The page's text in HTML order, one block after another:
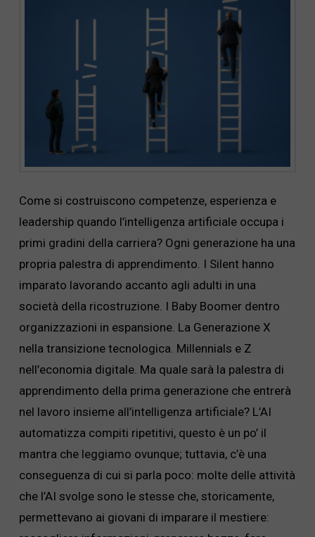
Come si costruiscono competenze, esperienza e
leadership quando l’intelligenza artificiale occupa i
primi gradini della carriera? Ogni generazione ha una
propria palestra di apprendimento. I Silent hanno
imparato lavorando accanto agli adulti in una
società della ricostruzione. I Baby Boomer dentro
organizzazioni in espansione. La Generazione X
nella transizione tecnologica. Millennials e Z
nell’economia digitale. Ma quale sarà la palestra di
apprendimento della prima generazione che entrerà
nel lavoro insieme all’intelligenza artificiale? L’AI
automatizza compiti ripetitivi, questo è un po’ il
mantra che leggiamo ovunque; tuttavia, c’è una
conseguenza di cui si parla poco: molte delle attività
che l’AI svolge sono le stesse che, storicamente,
permettevano ai giovani di imparare il mestiere: